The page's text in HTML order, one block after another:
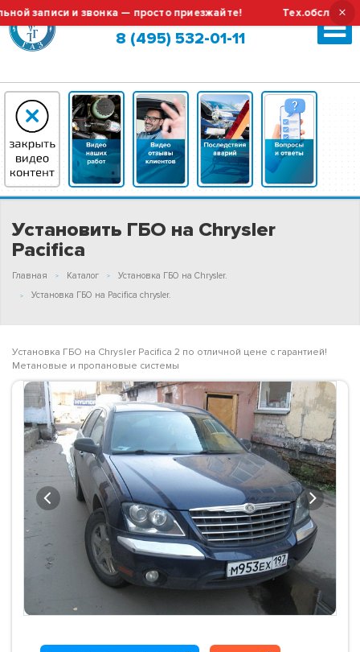
и звонка — просто приезжайте! ×
Москва (сменить город?)
8 (495) 532-01-11
Установить ГБО на Chrysler
Pacifica
Главная Каталог
Установка ГБО на Chrysler.
Установка ГБО на Pacifica chrysler.
Установка ГБО на Chrysler Pacifica 2 по отличной цене с гарантией!
Метановые и пропановые системы
Previous Next